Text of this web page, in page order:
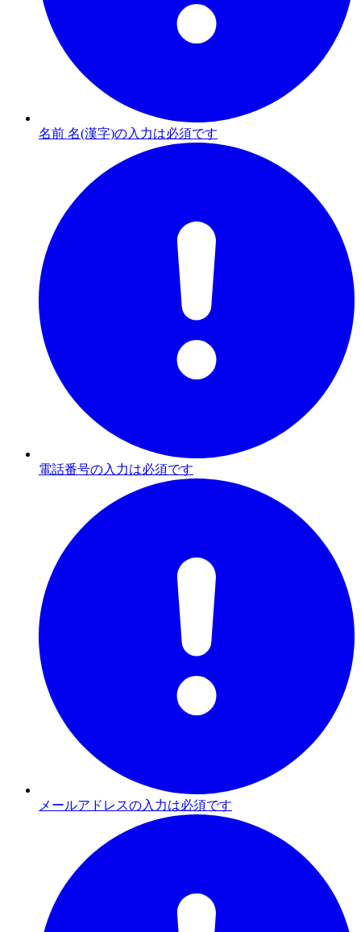
名前 名(漢字)の入力は必須です
電話番号の入力は必須です
メールアドレスの入力は必須です